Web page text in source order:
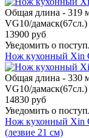
Общая длина - 319
VG10/дамаск(67сл.)
13900 руб
Уведомить о
Нож кухонный Xin
Общая длина - 330
VG10/дамаск(67сл.)
14830 руб
Уведомить о
Нож кухонный Xin
(лезвие 21 см)